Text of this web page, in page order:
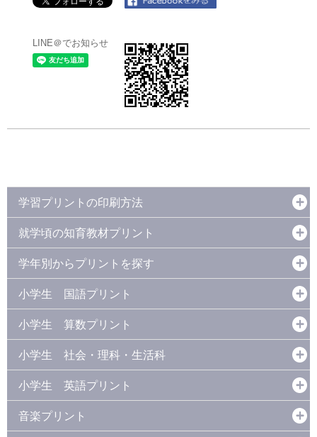
LINE＠でお知らせ
学習プリントの印刷方法
就学頃の知育教材プリント
学年別からプリントを探す
小学生 国語プリント
小学生 算数プリント
小学生 社会・理科・生活科
小学生 英語プリント
音楽プリント